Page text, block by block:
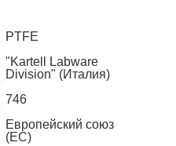
PTFE
"Kartell Labware
Division" (Италия)
746
Европейский союз
(ЕС)